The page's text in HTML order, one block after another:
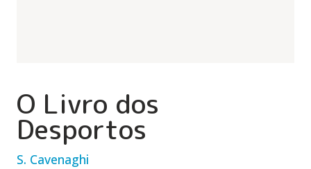
O Livro dos
Desportos
S. Cavenaghi